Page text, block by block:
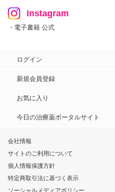
Instagram
・電子書籍 公式
ログイン
新規会員登録
お気に入り
今日の治療薬ポータルサイト
会社情報
サイトのご利用について
個人情報保護方針
特定商取引法に基づく表示
ソーシャルメディアポリシー